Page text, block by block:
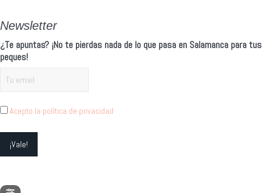
Newsletter
¿Te apuntas? ¡No te pierdas nada de lo que pasa en Salamanca para tus
peques!
Acepto la política de privacidad